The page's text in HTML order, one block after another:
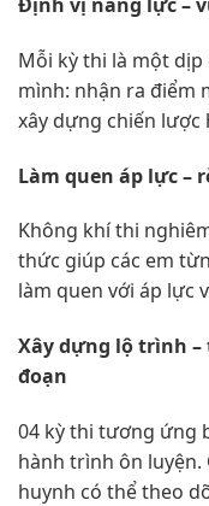
Mỗi kỳ thi là một dịp
mình: nhận ra điểm
xây dựng chiến lược
Làm quen áp lực –
Không khí thi
thức giúp các em
làm quen với áp lực
Xây dựng lộ trình
đoạn
04 kỳ thi tương ứng
hành trình ôn luyện.
huynh có thể theo